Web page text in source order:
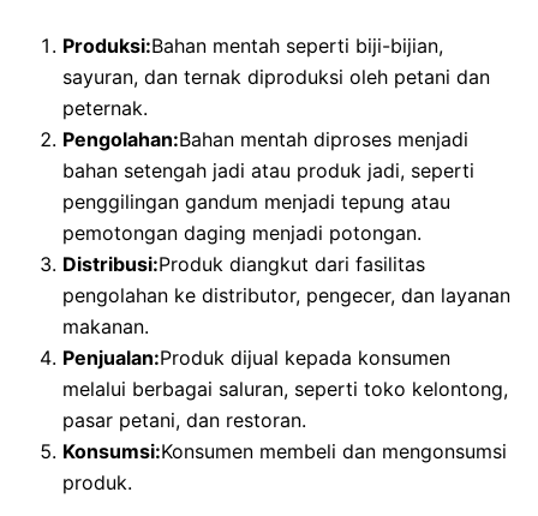
Produksi:Bahan mentah seperti biji-bijian,
sayuran, dan ternak diproduksi oleh petani dan
peternak.
Pengolahan:Bahan mentah diproses menjadi
bahan setengah jadi atau produk jadi, seperti
penggilingan gandum menjadi tepung atau
pemotongan daging menjadi potongan.
Distribusi:Produk diangkut dari fasilitas
pengolahan ke distributor, pengecer, dan layanan
makanan.
Penjualan:Produk dijual kepada konsumen
melalui berbagai saluran, seperti toko kelontong,
pasar petani, dan restoran.
Konsumsi:Konsumen membeli dan mengonsumsi
produk.